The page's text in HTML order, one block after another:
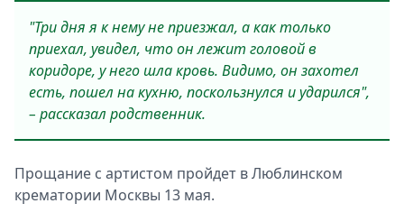
"Три дня я к нему не приезжал, а как только
приехал, увидел, что он лежит головой в
коридоре, у него шла кровь. Видимо, он захотел
есть, пошел на кухню, поскользнулся и ударился",
– рассказал родственник.
Прощание с артистом пройдет в Люблинском
крематории Москвы 13 мая.